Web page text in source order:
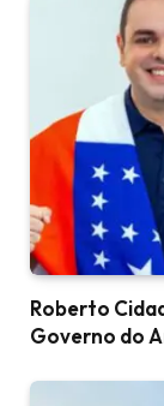
Roberto
Governo do